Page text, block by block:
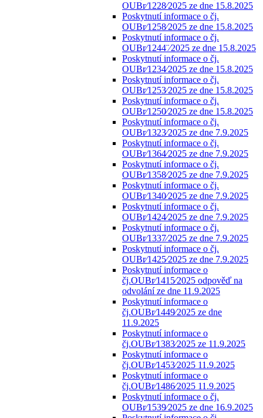
OUBr⁄1228⁄2025 ze dne 15.8.2025
Poskytnutí informace o čj.
OUBr⁄1258⁄2025 ze dne 15.8.2025
Poskytnutí informace o čj.
OUBr⁄1244¨⁄2025 ze dne 15.8.2025
Poskytnutí informace o čj.
OUBr⁄1234⁄2025 ze dne 15.8.2025
Poskytnutí informace o čj.
OUBr⁄1253⁄2025 ze dne 15.8.2025
Poskytnutí informace o čj.
OUBr⁄1250⁄2025 ze dne 15.8.2025
Poskytnutí informace o čj.
OUBr⁄1323⁄2025 ze dne 7.9.2025
Poskytnutí informace o čj.
OUBr⁄1364⁄2025 ze dne 7.9.2025
Poskytnutí informace o čj.
OUBr⁄1358⁄2025 ze dne 7.9.2025
Poskytnutí informace o čj.
OUBr⁄1340⁄2025 ze dne 7.9.2025
Poskytnutí informace o čj.
OUBr⁄1424⁄2025 ze dne 7.9.2025
Poskytnutí informace o čj.
OUBr⁄1337⁄2025 ze dne 7.9.2025
Poskytnutí informace o čj.
OUBr⁄1425⁄2025 ze dne 7.9.2025
Poskytnutí informace o
čj.OUBr⁄1415⁄2025 odpověď na
odvolání ze dne 11.9.2025
Poskytnutí informace o
čj.OUBr⁄1449⁄2025 ze dne
11.9.2025
Poskytnutí informace o
čj.OUBr⁄1383⁄2025 ze 11.9.2025
Poskytnutí informace o
čj.OUBr⁄1453⁄2025 11.9.2025
Poskytnutí informace o
čj.OUBr⁄1486⁄2025 11.9.2025
Poskytnutí informace o čj.
OUBr⁄1539⁄2025 ze dne 16.9.2025